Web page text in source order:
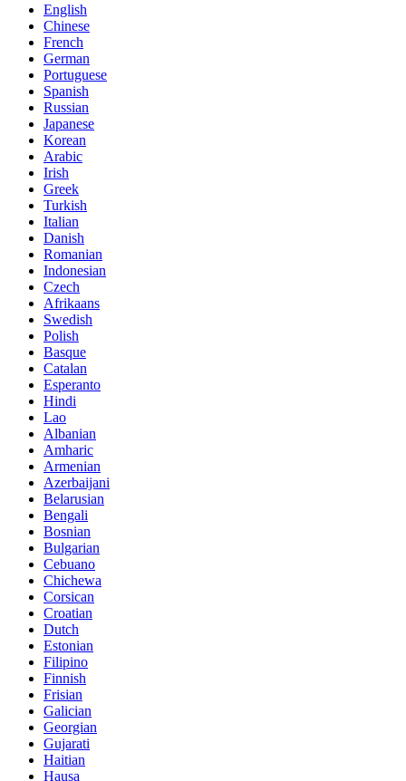
English
Chinese
French
German
Portuguese
Spanish
Russian
Japanese
Korean
Arabic
Irish
Greek
Turkish
Italian
Danish
Romanian
Indonesian
Czech
Afrikaans
Swedish
Polish
Basque
Catalan
Esperanto
Hindi
Lao
Albanian
Amharic
Armenian
Azerbaijani
Belarusian
Bengali
Bosnian
Bulgarian
Cebuano
Chichewa
Corsican
Croatian
Dutch
Estonian
Filipino
Finnish
Frisian
Galician
Georgian
Gujarati
Haitian
Hausa